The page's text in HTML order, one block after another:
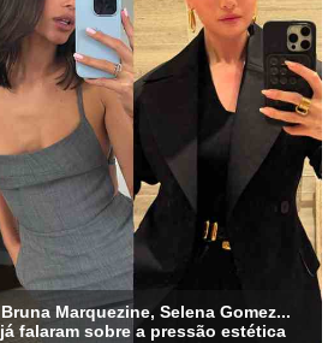
Marquezine, Selena Gomez...
falaram sobre a pressão estética